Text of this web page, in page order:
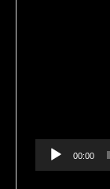
00:00